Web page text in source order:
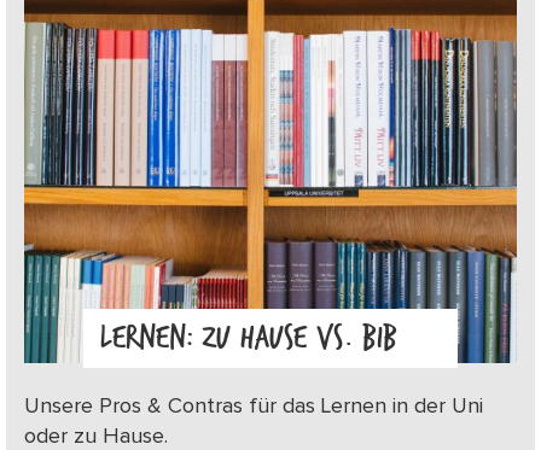
LERNEN: ZU HAUSE VS. BIB
Unsere Pros & Contras für das Lernen in der Uni
oder zu Hause.